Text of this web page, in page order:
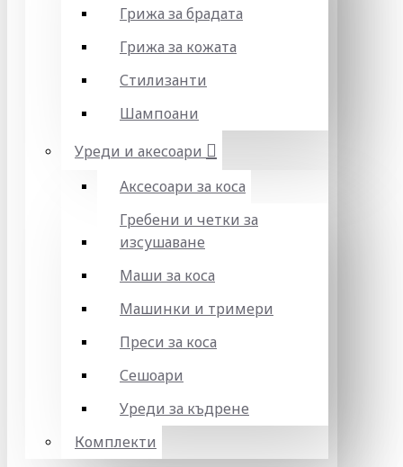
Грижа за брадата
Грижа за кожата
Стилизанти
Шампоани
Уреди и акесоари
Аксесоари за коса
Гребени и четки за
изсушаване
Маши за коса
Машинки и тримери
Преси за коса
Сешоари
Уреди за къдрене
Комплекти